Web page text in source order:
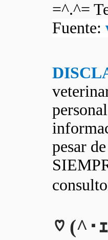
=^.^=
Fuente:
pesar
♡ (^･